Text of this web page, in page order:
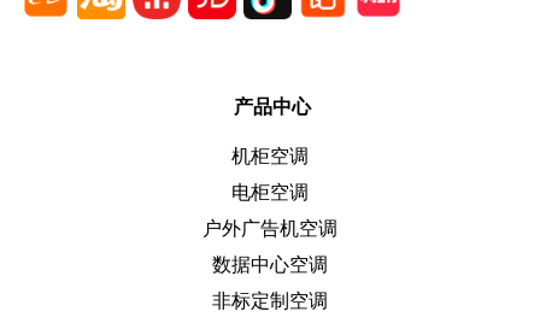
产品中心
机柜空调
电柜空调
户外广告机空调
数据中心空调
非标定制空调